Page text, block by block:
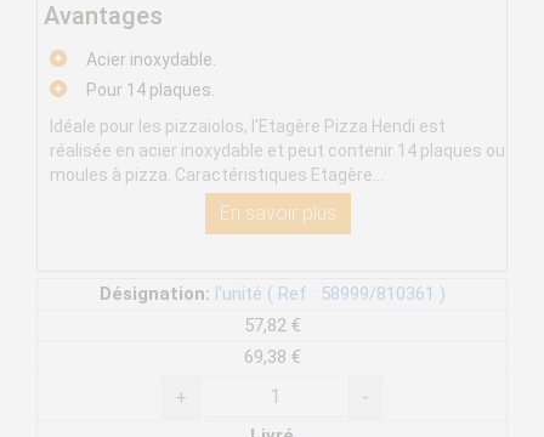
Avantages
Acier inoxydable.
Pour 14 plaques.
Idéale pour les pizzaiolos, l'Etagère Pizza Hendi est
réalisée en acier inoxydable et peut contenir 14 plaques ou
moules à pizza. Caractéristiques Etagère...
En savoir plus
Désignation: l'unité ( Ref : 58999/810361 )
57,82 €
69,38 €
+ -